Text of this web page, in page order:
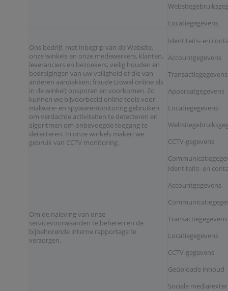
Locatiegegevens
Ons bedrijf, met inbegrip van de Website,
onze winkels en onze medewerkers, klanten,
leveranciers en bezoekers, veilig houden en
bedreigingen van uw veiligheid of die van
anderen aanpakken; fraude (zowel online als
in de winkel) opsporen en voorkomen. Zo
kunnen we bijvoorbeeld online tools voor
malware- en spywaremonitoring gebruiken
om verdachte activiteiten te detecteren en
algoritmen om onbevoegde toegang te
detecteren. In onze winkels maken we
gebruik van CCTV monitoring.
Identiteits- en
Accountgegevens
Transactiegegevens
Apparaatgegevens
Locatiegegevens
CCTV-gegevens
Om de naleving van onze
servicevoorwaarden te beheren en de
bijbehorende interne rapportage te
verzorgen.
Identiteits- en
Accountgegevens
Transactiegegevens
Locatiegegevens
CCTV-gegevens
Geüploade inhoud
Sociale media/